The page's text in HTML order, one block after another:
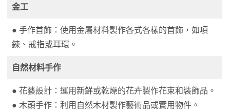
金工
● 手作首飾：使用金屬材料製作各式各樣的首飾，如項
鍊、戒指或耳環。
自然材料手作
● 花藝設計：運用新鮮或乾燥的花卉製作花束和裝飾品。
● 木頭手作：利用自然木材製作藝術品或實用物件。